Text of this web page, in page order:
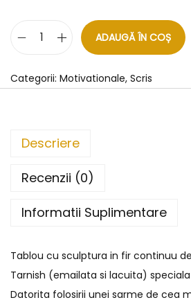
ADAUGĂ ÎN COȘ
Categorii: Motivationale, Scris
Descriere
Recenzii (0)
Informatii Suplimentare
Tablou cu sculptura in fir continuu
Tarnish (emailata si lacuita)
Datorita folosirii unei sarme de cea